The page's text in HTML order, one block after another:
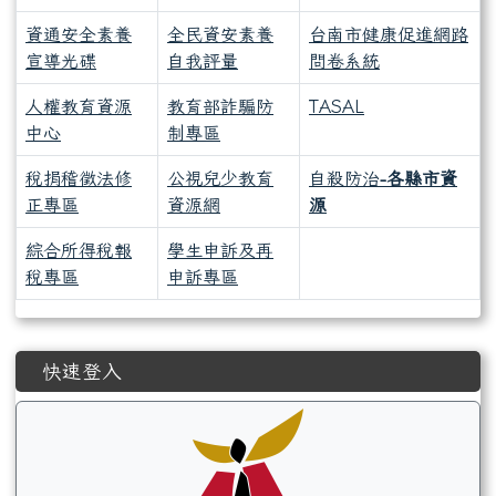
資通安全素養
宣導光碟
全民資安素養
自我評量
台南市健康促進網路
問卷系統
人權教育資源
中心
教育部詐騙防
制專區
TASAL
稅捐稽徵法修
正專區
公視兒少教育
資源網
自殺防治-各縣市資
源
綜合所得稅報
稅專區
學生申訴及再
申訴專區
左邊區域內容
快速登入